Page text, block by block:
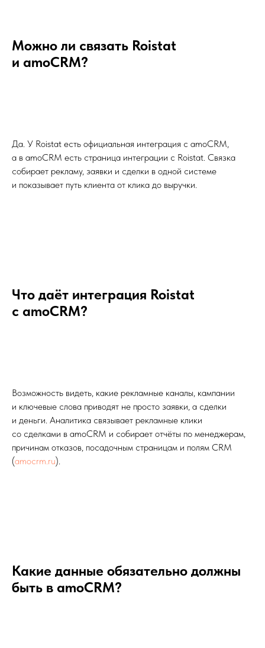
Можно ли связать Roistat
и amoCRM?
Да. У Roistat есть официальная интеграция с amoCRM,
а в amoCRM есть страница интеграции с Roistat. Связка
собирает рекламу, заявки и сделки в одной системе
и показывает путь клиента от клика до выручки.
Что даёт интеграция Roistat
с amoCRM?
Возможность видеть, какие рекламные каналы, кампании
и ключевые слова приводят не просто заявки, а сделки
и деньги. Аналитика связывает рекламные клики
со сделками в amoCRM и собирает отчёты по менеджерам,
причинам отказов, посадочным страницам и полям CRM
(amocrm.ru).
Какие данные обязательно должны
быть в amoCRM?